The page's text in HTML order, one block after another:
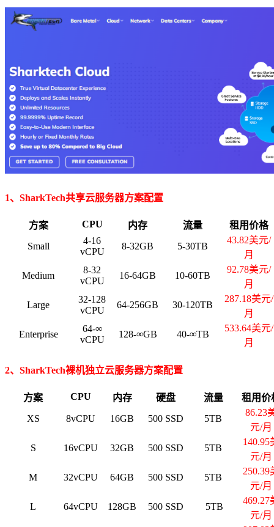
1、SharkTech共享云服务器方案配置
方案 CPU 内存 流量
租用价格
Small
4-16
vCPU
8-32GB 5-30TB
43.82美元/
月
Medium
8-32
vCPU
16-64GB 10-60TB
92.78美元/
月
Large
32-128
vCPU
64-256GB 30-120TB
287.18美元/
月
Enterprise
64-∞
vCPU
128-∞GB 40-∞TB
533.64美元/
月
2、SharkTech裸机独立云服务器方案配置
方案 CPU 内存 硬盘 流量
租用价
XS
8vCPU 16GB 500 SSD 5TB
86.23
元/月
S
16vCPU 32GB 500 SSD 5TB
140.95
元/月
M
32vCPU 64GB 500 SSD 5TB
250.39
元/月
L
64vCPU 128GB 500 SSD 5TB
469.27
元/月